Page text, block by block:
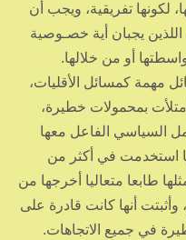
لكونها تفريقية، ويجب أن
اللذين يجبان أية خصـوصية
أو من خلالها.
مهمة كمسائل الأقليات،
بمحمولات خطيرة،
السياسي الفاعل معها
استخدمت في أكثر من
طابعا متعاليا أخرجها من
وأثبتت أنها كانت قادرة على
في جميع الاتجاهات.